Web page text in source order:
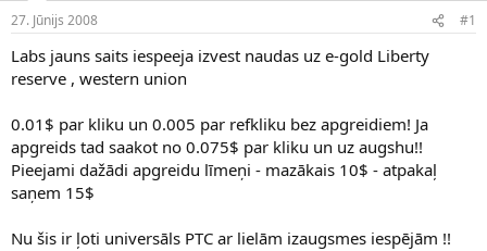
n
a
u
z
ā
c
ē
s
a
t
u
m
27. Jūnijs 2008 #1
Labs jauns saits iespeeja izvest naudas uz e-gold Liberty
reserve , western union
0.01$ par kliku un 0.005 par refkliku bez apgreidiem! Ja
apgreids tad saakot no 0.075$ par kliku un uz augshu!!
Pieejami dažādi apgreidu līmeņi - mazākais 10$ - atpakaļ
saņem 15$
Nu šis ir ļoti universāls PTC ar lielām izaugsmes iespējām !!